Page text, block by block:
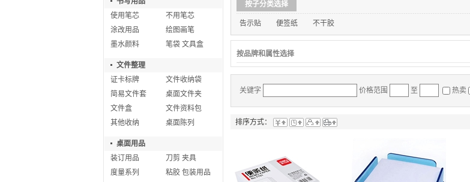
使用笔芯
不用笔芯
涂改用品
绘图画笔
墨水颜料
笔袋 文具盒
文件整理
证卡标牌
文件收纳袋
简易文件套
桌面文件夹
文件盒
文件资料包
其他收纳
桌面陈列
桌面用品
装订用品
刀剪 夹具
度量系列
粘胶 包装用品
按子分类选择
告示贴 便签纸 不干胶
按品牌和属性选择
关键字 价格范围 至 热卖
排序方式：